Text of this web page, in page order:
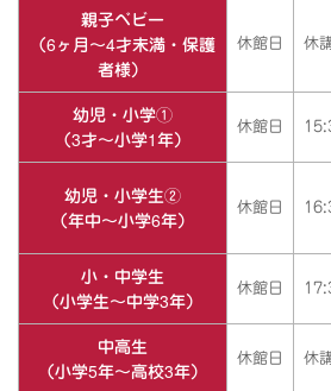
親子ベビー
（6ヶ月～4才未満・保護
者様）
休館日 休
幼児・小学①
（3才～小学1年）
休館日
幼児・小学生②
（年中～小学6年）
休館日
小・中学生
（小学生～中学3年）
休館日
中高生
（小学5年～高校3年）
休館日 休